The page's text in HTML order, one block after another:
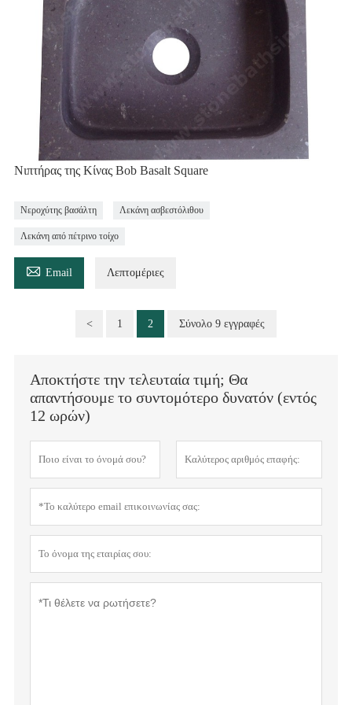
Νιπτήρας της Κίνας Bob Basalt Square
Νεροχύτης βασάλτη Λεκάνη ασβεστόλιθου
Λεκάνη από πέτρινο τοίχο
 Email Λεπτομέριες
< 1 2 Σύνολο 9 εγγραφές
Αποκτήστε την τελευταία τιμή; Θα
απαντήσουμε το συντομότερο δυνατόν (εντός
12 ωρών)